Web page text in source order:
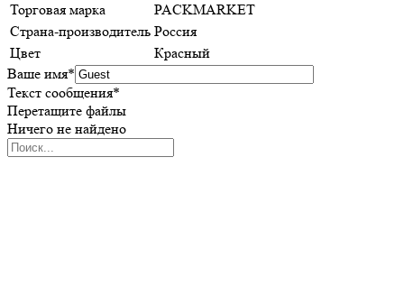
Торговая марка
PACKMARKET
Страна-производитель Россия
Цвет
Красный
Ваше имя*
Текст сообщения*
Перетащите файлы
Ничего не найдено